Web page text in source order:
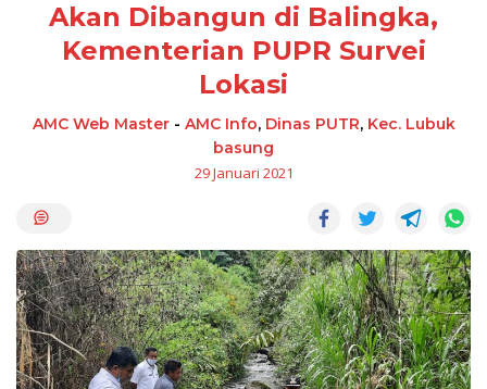
Akan Dibangun di Balingka,
Kementerian PUPR Survei
Lokasi
AMC Web Master- AMC Info, Dinas PUTR, Kec. Lubuk
basung
29 Januari 2021